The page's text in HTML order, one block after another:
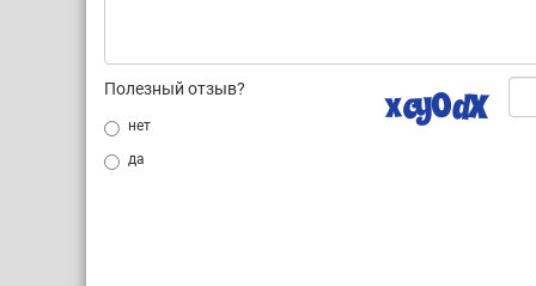
Полезный отзыв?
нет
да